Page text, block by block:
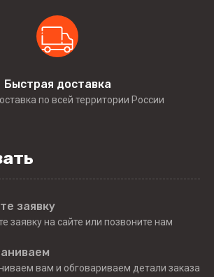
Быстрая доставка
по всей территории России
заявку
заявку на сайте или позвоните нам
вам и обговариваем детали заказа